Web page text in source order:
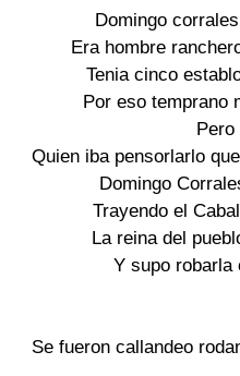
Domingo
Era hombre
Tenia cinco
Por eso temprano
Quien iba pensorlarlo
Domingo
Trayendo el
La reina del
Y supo robarla
Se fueron callandeo